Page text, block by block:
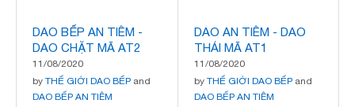
DAO BẾP AN TIÊM -
DAO CHẶT MÃ AT2
11/08/2020
by THẾ GIỚI DAO BẾP and
DAO BẾP AN TIÊM
DAO AN TIÊM - DAO
THÁI MÃ AT1
11/08/2020
by THẾ GIỚI DAO BẾPand
DAO BẾP AN TIÊM